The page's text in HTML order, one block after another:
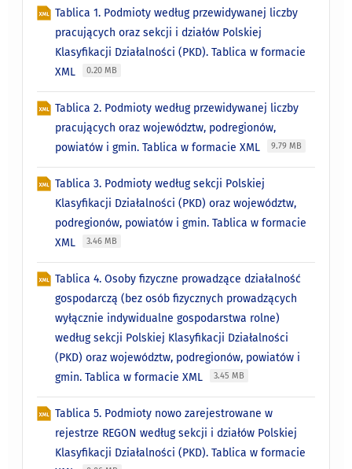
Tablica 1. Podmioty według przewidywanej liczby
pracujących oraz sekcji i działów Polskiej
Klasyfikacji Działalności (PKD). Tablica w formacie
XML
0.20 MB
Tablica 2. Podmioty według przewidywanej liczby
pracujących oraz województw, podregionów,
powiatów i gmin. Tablica w formacie XML
9.79 MB
Tablica 3. Podmioty według sekcji Polskiej
Klasyfikacji Działalności (PKD) oraz województw,
podregionów, powiatów i gmin. Tablica w formacie
XML
3.46 MB
Tablica 4. Osoby fizyczne prowadzące działalność
gospodarczą (bez osób fizycznych prowadzących
wyłącznie indywidualne gospodarstwa rolne)
według sekcji Polskiej Klasyfikacji Działalności
(PKD) oraz województw, podregionów, powiatów i
gmin. Tablica w formacie XML
3.45 MB
Tablica 5. Podmioty nowo zarejestrowane w
rejestrze REGON według sekcji i działów Polskiej
Klasyfikacji Działalności (PKD). Tablica w formacie